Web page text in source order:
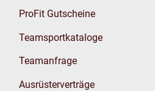
ProFit Gutscheine
Teamsportkataloge
Teamanfrage
Ausrüsterverträge